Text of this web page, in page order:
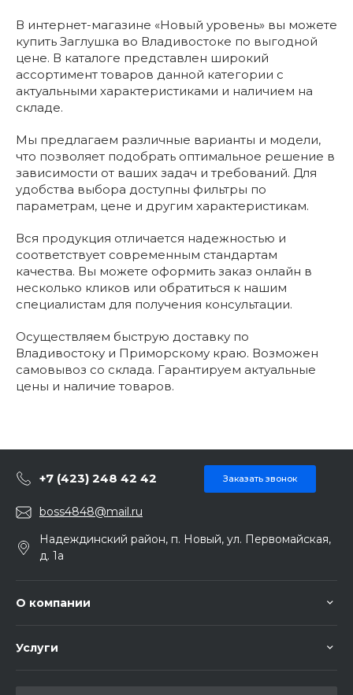
В интернет-магазине «Новый уровень» вы можете
купить Заглушка во Владивостоке по выгодной
цене. В каталоге представлен широкий
ассортимент товаров данной категории с
актуальными характеристиками и наличием на
складе.
Мы предлагаем различные варианты и модели,
что позволяет подобрать оптимальное решение в
зависимости от ваших задач и требований. Для
удобства выбора доступны фильтры по
параметрам, цене и другим характеристикам.
Вся продукция отличается надежностью и
соответствует современным стандартам
качества. Вы можете оформить заказ онлайн в
несколько кликов или обратиться к нашим
специалистам для получения консультации.
Осуществляем быструю доставку по
Владивостоку и Приморскому краю. Возможен
самовывоз со склада. Гарантируем актуальные
цены и наличие товаров.
+7 (423) 248 42 42 Заказать звонок
boss4848@mail.ru
Надеждинский район, п. Новый, ул. Первомайская,
д. 1а
О компании
Услуги